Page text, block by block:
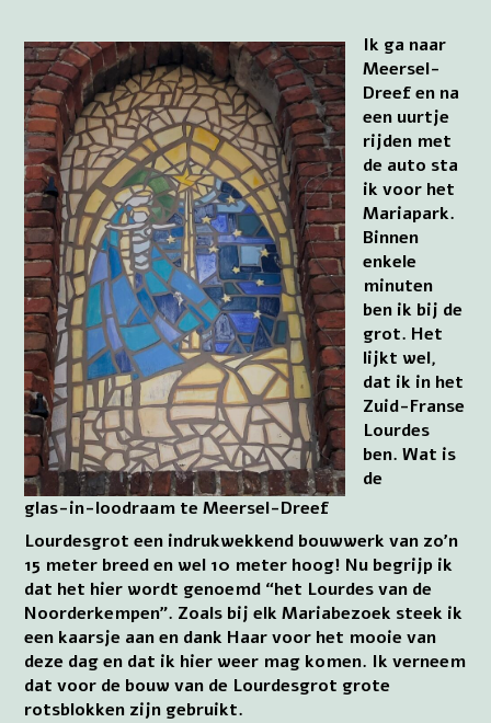
glas-in-loodraam te Meersel-Dreef
Ik ga naar
Meersel-
Dreef en na
een uurtje
rijden met
de auto sta
ik voor het
Mariapark.
Binnen
enkele
minuten
ben ik bij de
grot. Het
lijkt wel,
dat ik in het
Zuid-Franse
Lourdes
ben. Wat is
de
Lourdesgrot een indrukwekkend bouwwerk van zo’n
15 meter breed en wel 10 meter hoog! Nu begrijp ik
dat het hier wordt genoemd “het Lourdes van de
Noorderkempen”. Zoals bij elk Mariabezoek steek ik
een kaarsje aan en dank Haar voor het mooie van
deze dag en dat ik hier weer mag komen. Ik verneem
dat voor de bouw van de Lourdesgrot grote
rotsblokken zijn gebruikt.